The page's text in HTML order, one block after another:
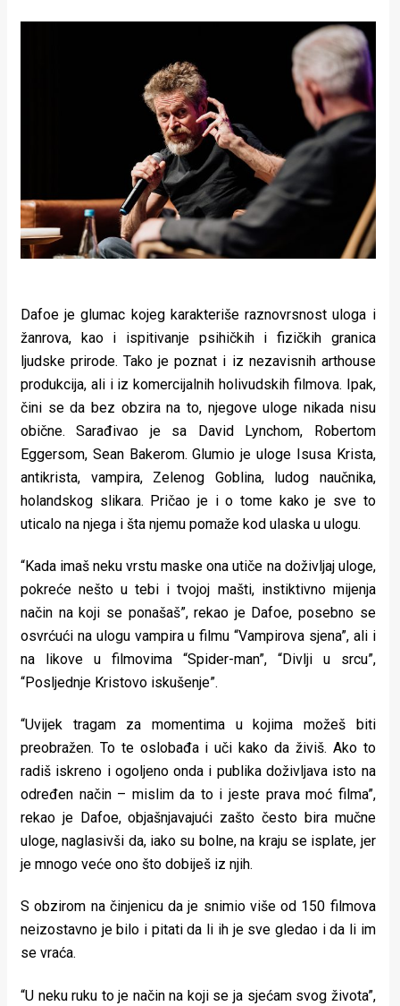
Dafoe je glumac kojeg karakteriše raznovrsnost uloga i
žanrova, kao i ispitivanje psihičkih i fizičkih granica
ljudske prirode. Tako je poznat i iz nezavisnih arthouse
produkcija, ali i iz komercijalnih holivudskih filmova. Ipak,
čini se da bez obzira na to, njegove uloge nikada nisu
obične. Sarađivao je sa David Lynchom, Robertom
Eggersom, Sean Bakerom. Glumio je uloge Isusa Krista,
antikrista, vampira, Zelenog Goblina, ludog naučnika,
holandskog slikara. Pričao je i o tome kako je sve to
uticalo na njega i šta njemu pomaže kod ulaska u ulogu.
“Kada imaš neku vrstu maske ona utiče na doživljaj uloge,
pokreće nešto u tebi i tvojoj mašti, instiktivno mijenja
način na koji se ponašaš”, rekao je Dafoe, posebno se
osvrćući na ulogu vampira u filmu “Vampirova sjena”, ali i
na likove u filmovima “Spider-man”, “Divlji u srcu”,
“Posljednje Kristovo iskušenje”.
“Uvijek tragam za momentima u kojima možeš biti
preobražen. To te oslobađa i uči kako da živiš. Ako to
radiš iskreno i ogoljeno onda i publika doživljava isto na
određen način – mislim da to i jeste prava moć filma”,
rekao je Dafoe, objašnjavajući zašto često bira mučne
uloge, naglasivši da, iako su bolne, na kraju se isplate, jer
je mnogo veće ono što dobiješ iz njih.
S obzirom na činjenicu da je snimio više od 150 filmova
neizostavno je bilo i pitati da li ih je sve gledao i da li im
se vraća.
“U neku ruku to je način na koji se ja sjećam svog života”,